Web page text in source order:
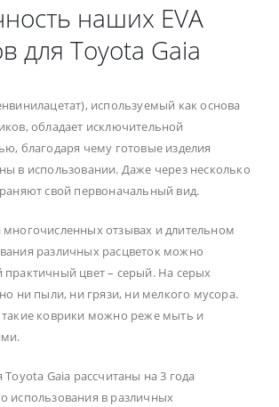
наших EVA
для Toyota Gaia
используемый как основа
обладает исключительной
благодаря чему готовые изделия
в использовании. Даже через несколько
свой первоначальный вид.
отзывах и длительном
различных расцветок можно
цвет – серый. На серых
ни пыли, ни грязи, ни мелкого мусора.
такие коврики можно реже мыть и
Gaia рассчитаны на 3 года
использования в различных